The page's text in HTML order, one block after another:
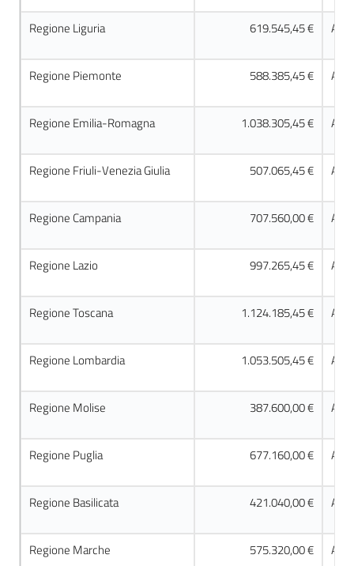
Regione Liguria 619.545,45 €
Regione Piemonte 588.385,45 €
Regione Emilia-Romagna 1.038.305,45 €
Regione Friuli-Venezia Giulia 507.065,45 €
Regione Campania 707.560,00 €
Regione Lazio 997.265,45 €
Regione Toscana 1.124.185,45 €
Regione Lombardia 1.053.505,45 €
Regione Molise 387.600,00 €
Regione Puglia 677.160,00 €
Regione Basilicata 421.040,00 €
Regione Marche 575.320,00 €